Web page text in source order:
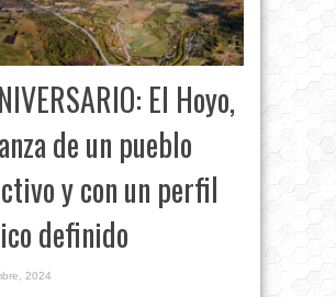
El Hoyo,
de un pueblo
y con un perfil
definido
2024